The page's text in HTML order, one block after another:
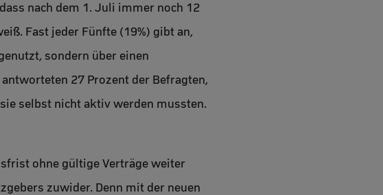
nach dem 1. Juli immer noch 12
Fast jeder Fünfte (19%) gibt an,
sondern über einen
27 Prozent der Befragten,
selbst nicht aktiv werden mussten.
ohne gültige Verträge weiter
zuwider. Denn mit der neuen